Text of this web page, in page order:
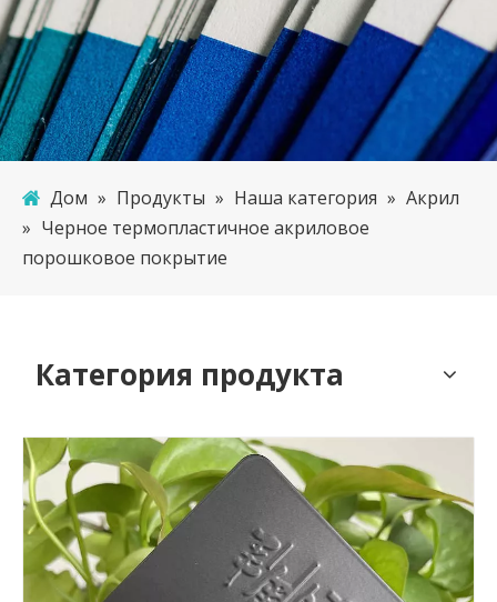
Дом » Продукты » Наша категория » Акрил
» Черное термопластичное акриловое
порошковое покрытие
Категория продукта